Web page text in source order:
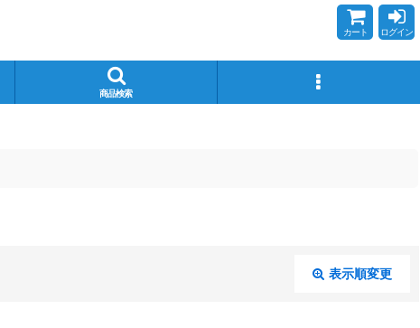
カート ログイン
商品検索
表示順変更